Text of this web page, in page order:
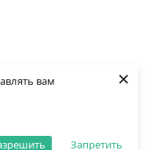
вам
Запретить
×